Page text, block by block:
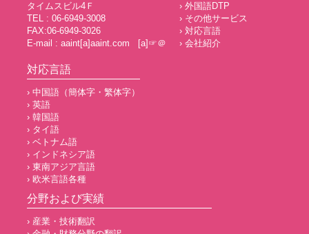
タイムスビル4Ｆ
TEL : 06-6949-3008
FAX:06-6949-3026
E-mail : aaint[a]aaint.com [a]☞＠
› 外国語DTP
› その他サービス
› 対応言語
› 会社紹介
対応言語
› 中国語（簡体字・繁体字）
› 英語
› 韓国語
› タイ語
› ベトナム語
› インドネシア語
› 東南アジア言語
› 欧米言語各種
分野および実績
› 産業・技術翻訳